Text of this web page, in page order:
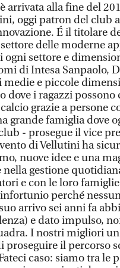
alla fine del
oggi patron del club
É il titolare
delle moderne
settore e
di Intesa Sanpaolo,
medie e piccole
dove i ragazzi possono
grazie a persone
grande famiglia dove
- prosegue il vice
di Vellutini ha
nuove idee e una
gestione
e con le loro
perché
arrivo sei anni fa
e dato impulso,
I nostri migliori
proseguire il percorso
caso: siamo tra le